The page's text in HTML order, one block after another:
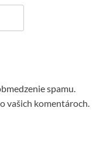
spamu.
vašich komentároch.